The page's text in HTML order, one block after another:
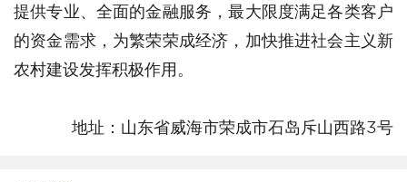
提供专业、全面的金融服务，最大限度满足各类客户
的资金需求，为繁荣荣成经济，加快推进社会主义新
农村建设发挥积极作用。
地址：山东省威海市荣成市石岛斥山西路3号